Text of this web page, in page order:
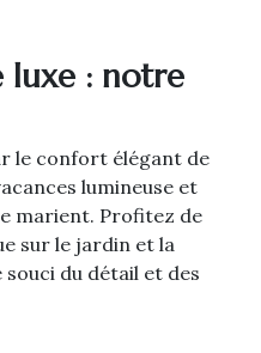
luxe : notre
le confort élégant de
lumineuse et
marient. Profitez de
sur le jardin et la
du détail et des